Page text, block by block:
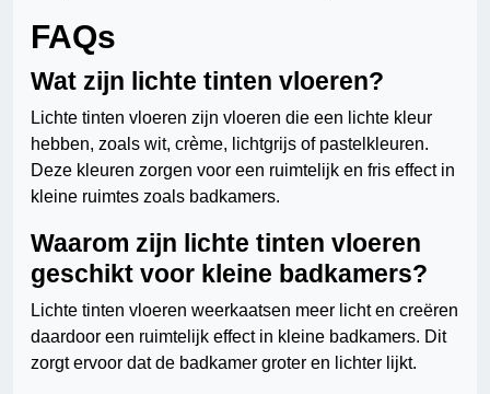
FAQs
Wat zijn lichte tinten vloeren?
Lichte tinten vloeren zijn vloeren die een lichte kleur
hebben, zoals wit, crème, lichtgrijs of pastelkleuren.
Deze kleuren zorgen voor een ruimtelijk en fris effect in
kleine ruimtes zoals badkamers.
Waarom zijn lichte tinten vloeren
geschikt voor kleine badkamers?
Lichte tinten vloeren weerkaatsen meer licht en creëren
daardoor een ruimtelijk effect in kleine badkamers. Dit
zorgt ervoor dat de badkamer groter en lichter lijkt.